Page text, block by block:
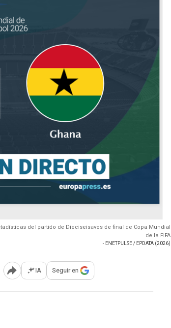
del partido de Dieciseisavos de final de Copa Mundial
de la FIFA
- ENETPULSE / EPDATA (2026)
Abrir opciones para compartir
IA Seguir en